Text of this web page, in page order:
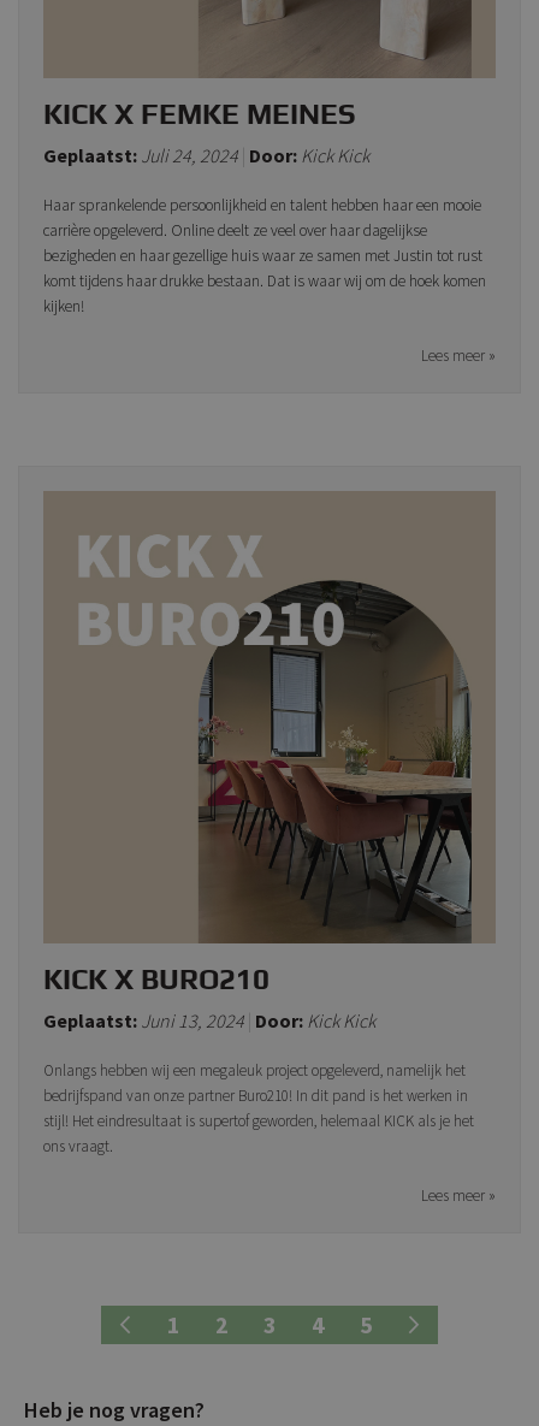
KICK X FEMKE MEINES
Geplaatst: Juli 24, 2024 Door: Kick Kick
Haar sprankelende persoonlijkheid en talent hebben haar een mooie
carrière opgeleverd. Online deelt ze veel over haar dagelijkse
bezigheden en haar gezellige huis waar ze samen met Justin tot rust
komt tijdens haar drukke bestaan. Dat is waar wij om de hoek komen
kijken!
Lees meer »
KICK X BURO210
Geplaatst: Juni 13, 2024 Door: Kick Kick
Onlangs hebben wij een megaleuk project opgeleverd, namelijk het
bedrijfspand van onze partner Buro210! In dit pand is het werken in
stijl! Het eindresultaat is supertof geworden, helemaal KICK als je het
ons vraagt.
Lees meer »
Pagina
VorigePagina
1 Pagina
2 Je leest momenteel
3 Pagina
4 Pagina
5 Pagina
Volgende
Heb je nog vragen?